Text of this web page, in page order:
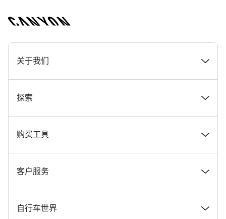
[footer.linksList.title]
关于我们
奖项
在 Canyon 工作
Canyon 新闻发布室
条款和条件
探索
新闻和故事
提示和建议
Canyon Home Koblenz
购买工具
找到您梦寐以求的 Canyon 自行车
现货自行车
客户服务
支持中心
自行车世界